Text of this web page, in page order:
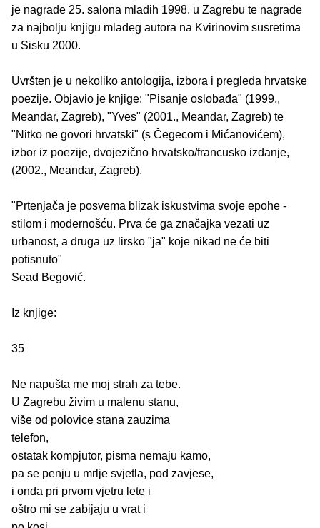
je nagrade 25. salona mladih 1998. u Zagrebu te nagrade
za najbolju knjigu mlađeg autora na Kvirinovim susretima
u Sisku 2000.
Uvršten je u nekoliko antologija, izbora i pregleda hrvatske
poezije. Objavio je knjige: "Pisanje oslobađa" (1999.,
Meandar, Zagreb), "Yves" (2001., Meandar, Zagreb) te
"Nitko ne govori hrvatski" (s Čegecom i Mićanovićem),
izbor iz poezije, dvojezično hrvatsko/francusko izdanje,
(2002., Meandar, Zagreb).
"Prtenjača je posvema blizak iskustvima svoje epohe -
stilom i modernošću. Prva će ga značajka vezati uz
urbanost, a druga uz lirsko "ja" koje nikad ne će biti
potisnuto"
Sead Begović.
Iz knjige:
35
Ne napušta me moj strah za tebe.
U Zagrebu živim u malenu stanu,
više od polovice stana zauzima
telefon,
ostatak kompjutor, pisma nemaju kamo,
pa se penju u mrlje svjetla, pod zavjese,
i onda pri prvom vjetru lete i
oštro mi se zabijaju u vrat i